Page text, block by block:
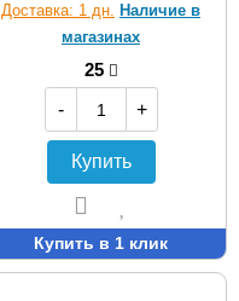
Доставка: 1 дн. Наличие в
магазинах
25
-
+
Купить
Купить в 1 клик